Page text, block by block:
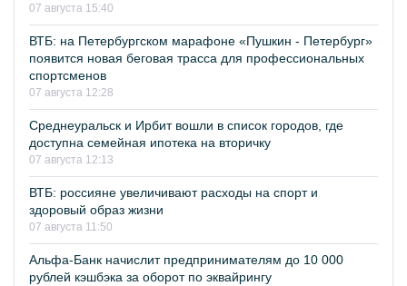
07 августа 15:40
ВТБ: на Петербургском марафоне «Пушкин - Петербург»
появится новая беговая трасса для профессиональных
спортсменов
07 августа 12:28
Среднеуральск и Ирбит вошли в список городов, где
доступна семейная ипотека на вторичку
07 августа 12:13
ВТБ: россияне увеличивают расходы на спорт и
здоровый образ жизни
07 августа 11:50
Альфа-Банк начислит предпринимателям до 10 000
рублей кэшбэка за оборот по эквайрингу